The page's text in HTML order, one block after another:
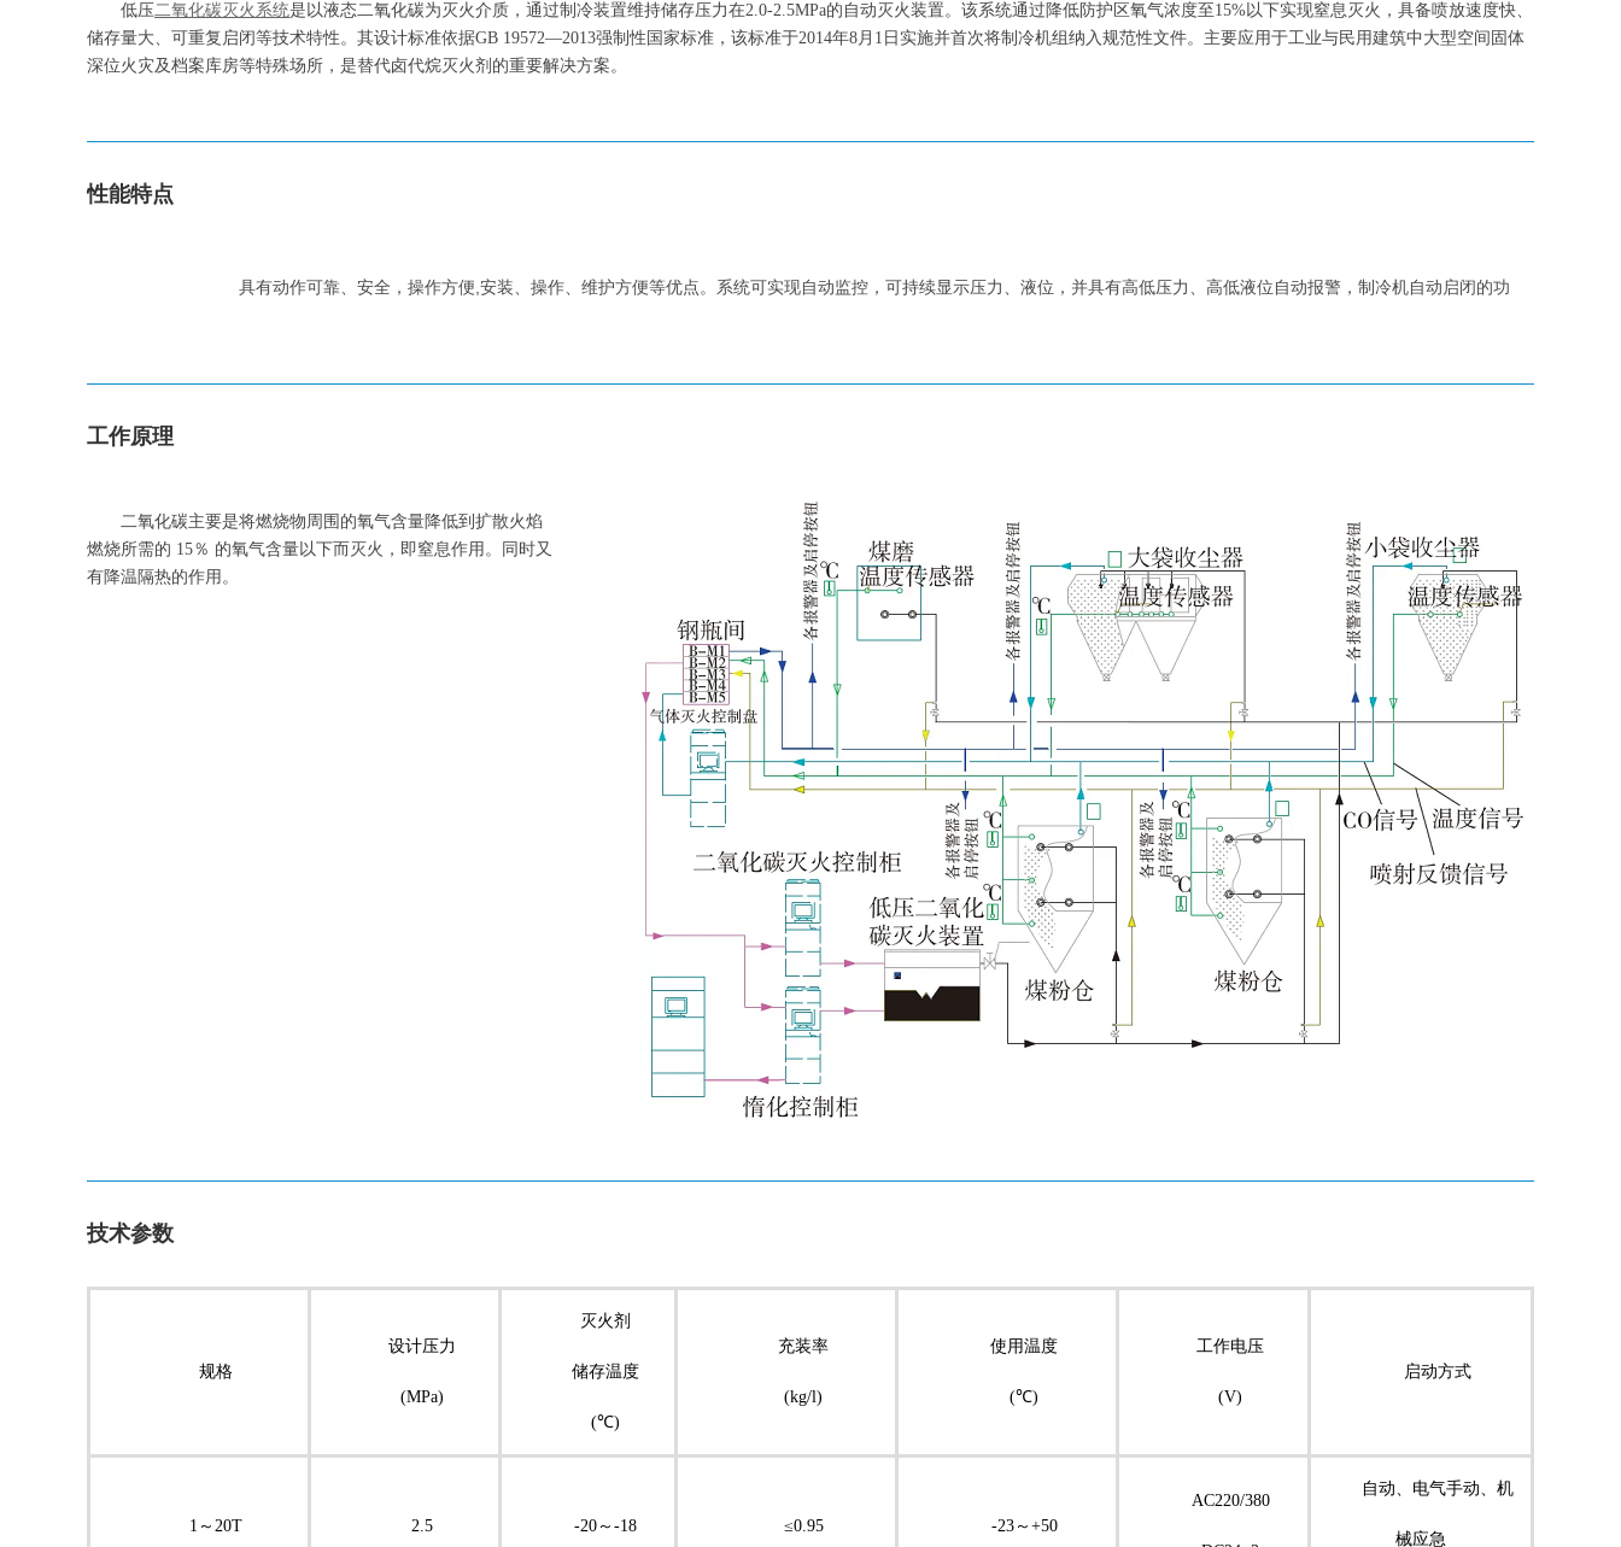
低压二氧化碳灭火系统是以液态二氧化碳为灭火介质，通过制冷装置维持储存压力在2.0-2.5MPa的自动灭火装置。该系统通过降低防护区氧气浓度至15%以下实现窒息灭火，具备喷放速度快、
储存量大、可重复启闭等技术特性。其设计标准依据GB 19572—2013强制性国家标准，该标准于2014年8月1日实施并首次将制冷机组纳入规范性文件。主要应用于工业与民用建筑中大型空间固体
深位火灾及档案库房等特殊场所，是替代卤代烷灭火剂的重要解决方案。
性能特点
具有动作可靠、安全，操作方便,安装、操作、维护方便等优点。系统可实现自动监控，可持续显示压力、液位，并具有高低压力、高低液位自动报警，制冷机自动启闭的功
工作原理
二氧化碳主要是将燃烧物周围的氧气含量降低到扩散火焰
燃烧所需的 15％ 的氧气含量以下而灭火，即窒息作用。同时又
有降温隔热的作用。
技术参数
规格
设计压力
(MPa)
灭火剂
储存温度
(℃)
充装率
(kg/l)
使用温度
(℃)
工作电压
(V)
启动方式
1～20T 2.5 -20～-18 ≤0.95 -23～+50
AC220/380
自动、电气手动、机
械应急